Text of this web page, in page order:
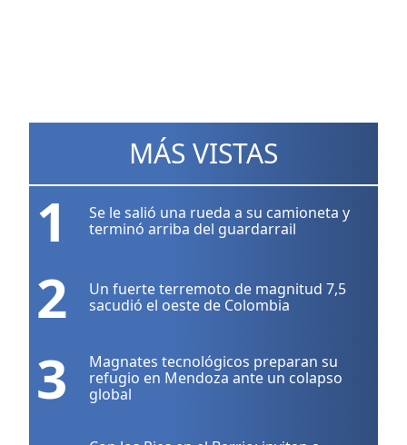
MÁS VISTAS
1
Se le salió una rueda a su camioneta y
terminó arriba del guardarrail
2
Un fuerte terremoto de magnitud 7,5
sacudió el oeste de Colombia
3
Magnates tecnológicos preparan su
refugio en Mendoza ante un colapso
global